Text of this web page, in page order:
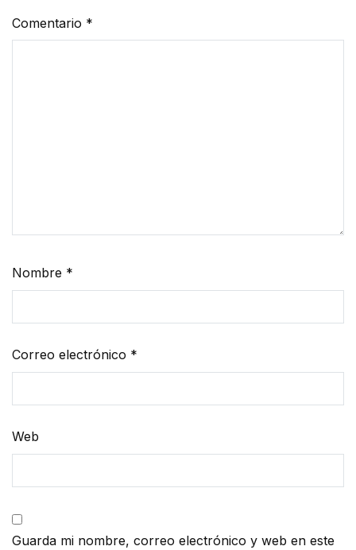
Comentario *
Nombre *
Correo electrónico *
Web
Guarda mi nombre, correo electrónico y web en este